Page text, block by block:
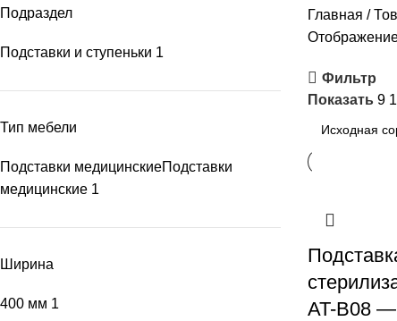
Подраздел
Подставки и ступеньки 1
Тип мебели
Подставки медицинскиеПодставки
медицинские 1
Ширина
400 мм 1
Главная
Фильтр
Показать 9
AT-B08